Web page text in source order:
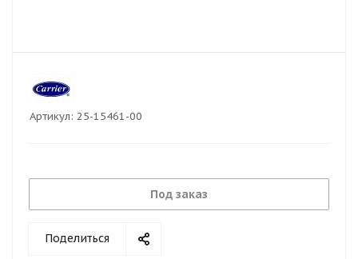
Артикул: 25-15461-00
Под заказ
Поделиться